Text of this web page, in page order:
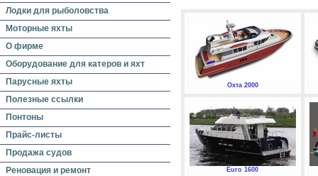
Лодки для рыболовства
Моторные яхты
О фирме
Оборудование для катеров и яхт
Парусные яхты
Полезные ссылки
Понтоны
Прайс-листы
Продажа судов
Реновация и ремонт
Охта 2000
Euro 1600